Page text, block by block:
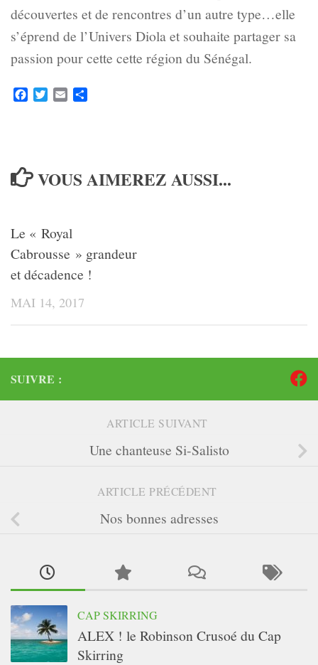
découvertes et de rencontres d’un autre type…elle
s’éprend de l’Univers Diola et souhaite partager sa
passion pour cette cette région du Sénégal.
FacebookTwitterEmail
VOUS AIMEREZ AUSSI...
Le « Royal
Cabrousse » grandeur
et décadence !
MAI 14, 2017
SUIVRE :
ARTICLE SUIVANT
Une chanteuse Si-Salisto
ARTICLE PRÉCÉDENT
Nos bonnes adresses
CAP SKIRRING
ALEX ! le Robinson Crusoé du Cap
Skirring